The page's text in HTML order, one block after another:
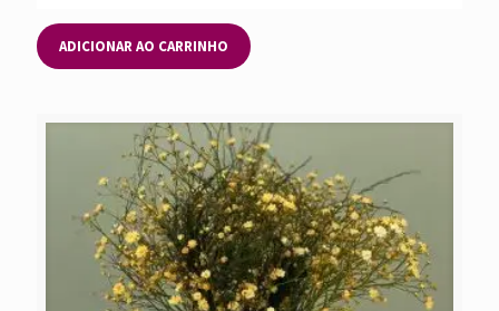
ADICIONAR AO CARRINHO